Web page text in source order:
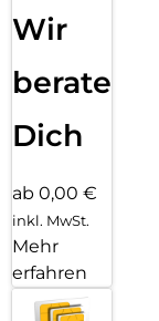
Wir
beraten
Dich
ab 0,00 €
inkl. MwSt.
Mehr
erfahren